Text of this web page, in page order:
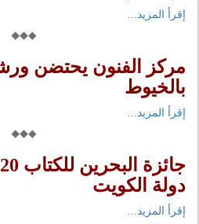
إقرأ المزيد...
مركز الفنون يحتضن
بالخيوط
إقرأ المزيد...
دولة الكويت
إقرأ المزيد...